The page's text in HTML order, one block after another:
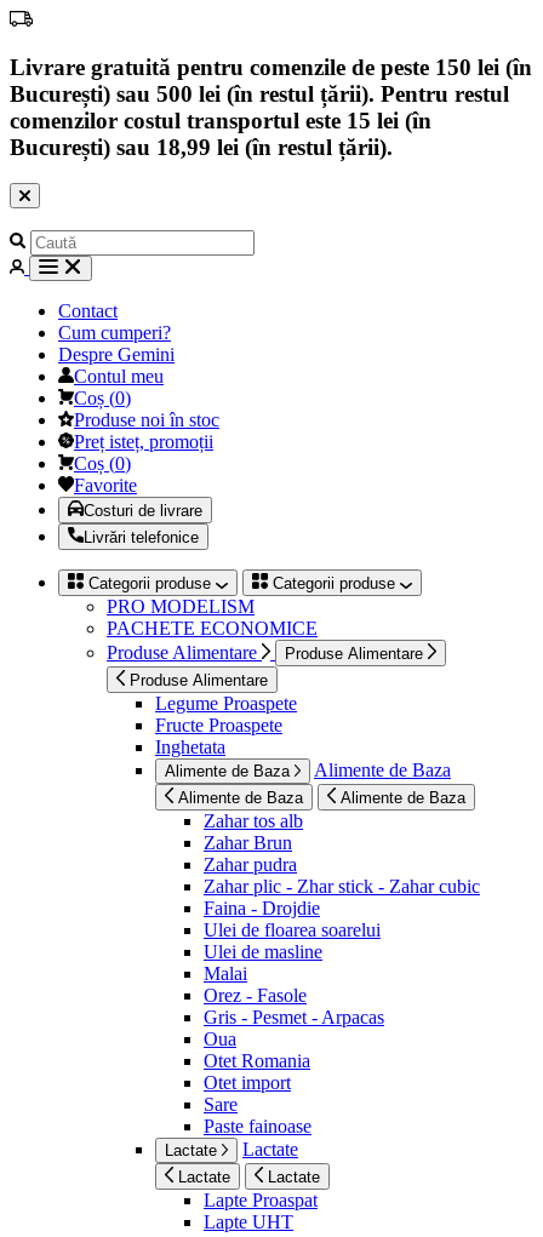
Livrare gratuită pentru comenzile de peste 150 lei (în
București) sau 500 lei (în restul țării). Pentru restul
comenzilor costul transportul este 15 lei (în
București) sau 18,99 lei (în restul țării).
Contact
Cum cumperi?
Despre Gemini
Contul meu
Coș (0)
Produse noi în stoc
Preț isteț, promoții
Coș (0)
Favorite
Costuri de livrare
Livrări telefonice
Categorii produse Categorii produse
PRO MODELISM
PACHETE ECONOMICE
Produse Alimentare
Produse Alimentare
Produse Alimentare
Legume Proaspete
Fructe Proaspete
Inghetata
Alimente de Baza Alimente de Baza
Alimente de Baza Alimente de Baza
Zahar tos alb
Zahar Brun
Zahar pudra
Zahar plic - Zhar stick - Zahar cubic
Faina - Drojdie
Ulei de floarea soarelui
Ulei de masline
Malai
Orez - Fasole
Gris - Pesmet - Arpacas
Oua
Otet Romania
Otet import
Sare
Paste fainoase
Lactate Lactate
Lactate Lactate
Lapte Proaspat
Lapte UHT